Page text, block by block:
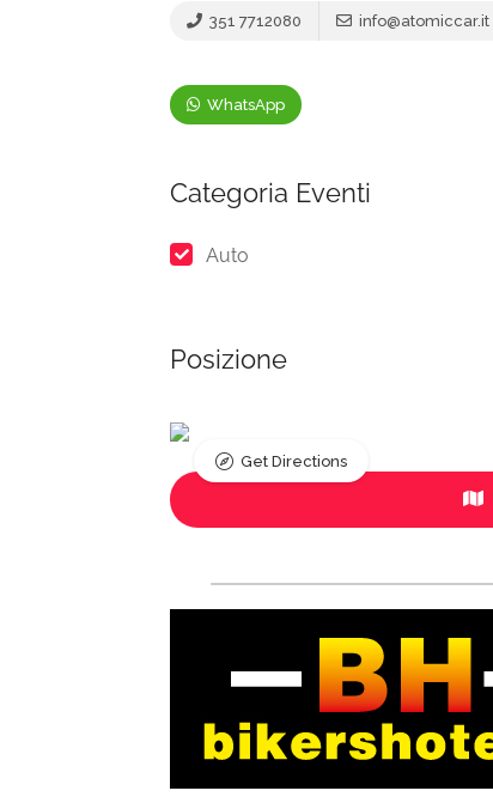
351 7712080 info@atomiccar.it
WhatsApp
Categoria Eventi
Auto
Posizione
Get Directions